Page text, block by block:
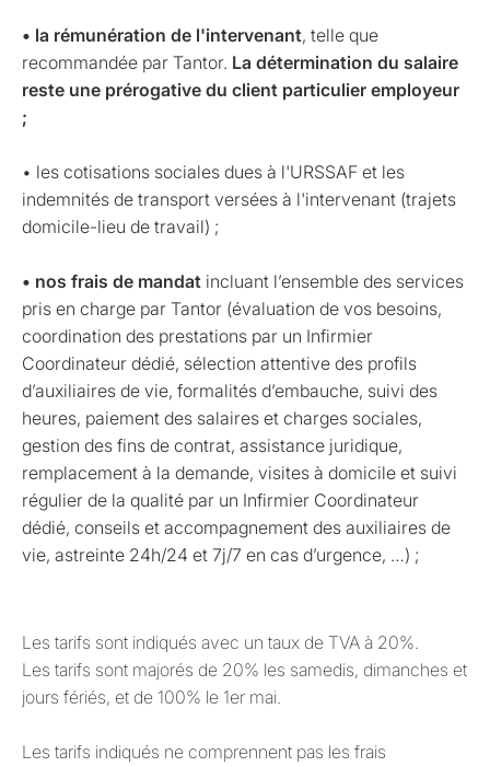
• la rémunération de l'intervenant, telle que
recommandée par Tantor. La détermination du salaire
reste une prérogative du client particulier employeur
;
• les cotisations sociales dues à l'URSSAF et les
indemnités de transport versées à l'intervenant (trajets
domicile-lieu de travail) ;
• nos frais de mandat incluant l’ensemble des services
pris en charge par Tantor (évaluation de vos besoins,
coordination des prestations par un Infirmier
Coordinateur dédié, sélection attentive des profils
d’auxiliaires de vie, formalités d’embauche, suivi des
heures, paiement des salaires et charges sociales,
gestion des fins de contrat, assistance juridique,
remplacement à la demande, visites à domicile et suivi
régulier de la qualité par un Infirmier Coordinateur
dédié, conseils et accompagnement des auxiliaires de
vie, astreinte 24h/24 et 7j/7 en cas d’urgence, …) ;
Les tarifs sont indiqués avec un taux de TVA à 20%.
Les tarifs sont majorés de 20% les samedis, dimanches et
jours fériés, et de 100% le 1er mai.
Les tarifs indiqués ne comprennent pas les frais